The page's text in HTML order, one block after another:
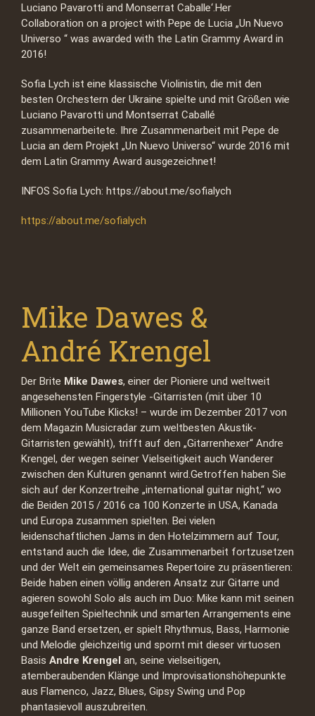
Luciano Pavarotti and Monserrat Caballe‘.Her
Collaboration on a project with Pepe de Lucia „Un Nuevo
Universo “ was awarded with the Latin Grammy Award in
2016!
Sofia Lych ist eine klassische Violinistin, die mit den
besten Orchestern der Ukraine spielte und mit Größen wie
Luciano Pavarotti und Montserrat Caballé
zusammenarbeitete. Ihre Zusammenarbeit mit Pepe de
Lucia an dem Projekt „Un Nuevo Universo“ wurde 2016 mit
dem Latin Grammy Award ausgezeichnet!
INFOS Sofia Lych: https://about.me/sofialych
https://about.me/sofialych
Mike Dawes &
André Krengel
Der Brite Mike Dawes, einer der Pioniere und weltweit
angesehensten Fingerstyle -Gitarristen (mit über 10
Millionen YouTube Klicks! – wurde im Dezember 2017 von
dem Magazin Musicradar zum weltbesten Akustik-
Gitarristen gewählt), trifft auf den „Gitarrenhexer“ Andre
Krengel, der wegen seiner Vielseitigkeit auch Wanderer
zwischen den Kulturen genannt wird.Getroffen haben Sie
sich auf der Konzertreihe „international guitar night,“ wo
die Beiden 2015 / 2016 ca 100 Konzerte in USA, Kanada
und Europa zusammen spielten. Bei vielen
leidenschaftlichen Jams in den Hotelzimmern auf Tour,
entstand auch die Idee, die Zusammenarbeit fortzusetzen
und der Welt ein gemeinsames Repertoire zu präsentieren:
Beide haben einen völlig anderen Ansatz zur Gitarre und
agieren sowohl Solo als auch im Duo: Mike kann mit seinen
ausgefeilten Spieltechnik und smarten Arrangements eine
ganze Band ersetzen, er spielt Rhythmus, Bass, Harmonie
und Melodie gleichzeitig und spornt mit dieser virtuosen
Basis Andre Krengel an, seine vielseitigen,
atemberaubenden Klänge und Improvisationshöhepunkte
aus Flamenco, Jazz, Blues, Gipsy Swing und Pop
phantasievoll auszubreiten.